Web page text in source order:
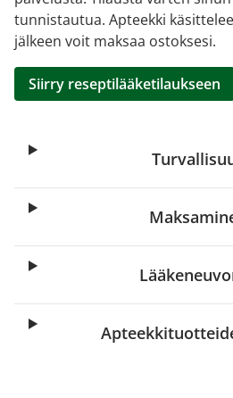
tunnistautua. Apteekki
jälkeen voit maksaa ostoksesi.
Siirry reseptilääketilaukseen